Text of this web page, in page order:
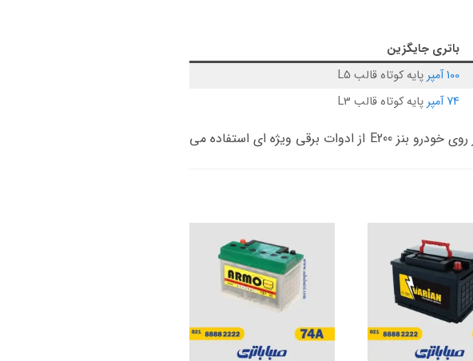
باتری جایگزین
100 آمپر
پایه کوتاه قالب L5
74 آمپر پایه کوتاه قالب L3
باتری فابریک و اصلی خودرو بنز E200، باتری 80 آمپر می باشد. اما در صورتیکه بر روی خودرو بنز E200 از ادوات برقی ویژه ای استفاده می